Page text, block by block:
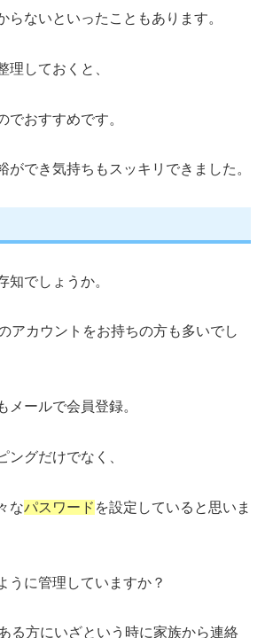
らないといったこともあります。
理しておくと、
でおすすめです。
ができ気持ちもスッキリできました。
知でしょうか。
アカウントをお持ちの方も多いでし
メールで会員登録。
ングだけでなく、
なパスワード を設定していると思いま
うに管理していますか？
る方にいざという時に家族から連絡